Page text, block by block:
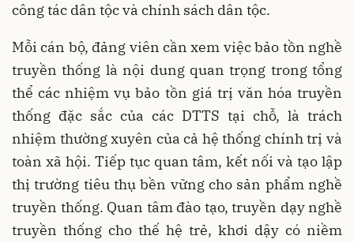
công tác dân tộc và chính sách dân tộc.
Mỗi cán bộ, đảng viên cần xem việc bảo tồn nghề
truyền thống là nội dung quan trọng trong tổng
thể các nhiệm vụ bảo tồn giá trị văn hóa truyền
thống đặc sắc của các DTTS tại chỗ, là trách
nhiệm thường xuyên của cả hệ thống chính trị và
toàn xã hội. Tiếp tục quan tâm, kết nối và tạo lập
thị trường tiêu thụ bền vững cho sản phẩm nghề
truyền thống. Quan tâm đào tạo, truyền dạy nghề
truyền thống cho thế hệ trẻ, khơi dậy có niềm